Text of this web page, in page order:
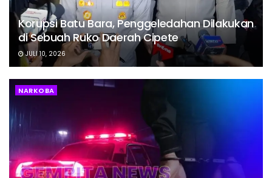
Korupsi Batu Bara, Penggeledahan Dilakukan
di Sebuah Ruko Daerah Cipete
JULI 10, 2026
NARKOBA